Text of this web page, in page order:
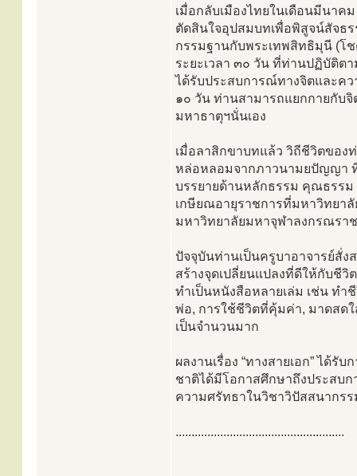
เมื่อกลับเมืองไทยในเดือนมีนา
ตัดสินใจอุปสมบทเพื่อพิสูจน์สัจธ
กรรมฐานกับพระเทพสิทธิมุนี (โ
ระยะเวลา ๓๐ วัน ที่ท่านปฏิบัติต
ได้รับประสบการณ์ทางจิตและค
๑๐ วัน ท่านสามารถแยกกายกับ
มหาธาตุฯนั่นเอง
เมื่อลาสิกขาบทแล้ว วิถีชีวิตของ
หล่อหลอมจากภาวนามยปัญญา
บรรยายด้านหลักธรรม คุณธรรม
เกษียณอายุราชการที่มหาวิทยาลั
มหาวิทยาลัยมหาจุฬาลงกรณรา
ปัจจุบันท่านเป็นครูบาอาจารย์สั่ง
สร้างจุดเปลี่ยนแปลงที่ดีให้กับชี
ทำเป็นหนังสือหลายเล่ม เช่น ทำ
พ่อ, การใช้ชีวิตที่คุ้มค่า, มาดสดใ
เป็นจำนวนมาก
ผลงานเรื่อง “ทางสายเอก” ได้
ชาติได้มีโอกาสศึกษาถึงประสบ
ความศรัทธาในวิชาวิปัสสนากร
.....................................................